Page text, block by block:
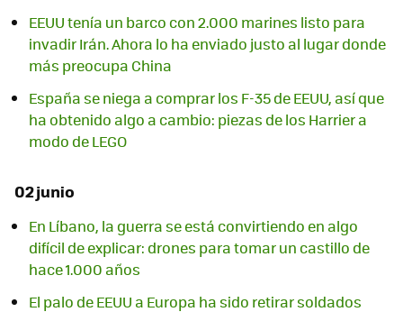
EEUU tenía un barco con 2.000 marines listo para
invadir Irán. Ahora lo ha enviado justo al lugar donde
más preocupa China
España se niega a comprar los F-35 de EEUU, así que
ha obtenido algo a cambio: piezas de los Harrier a
modo de LEGO
02 junio
En Líbano, la guerra se está convirtiendo en algo
difícil de explicar: drones para tomar un castillo de
hace 1.000 años
El palo de EEUU a Europa ha sido retirar soldados